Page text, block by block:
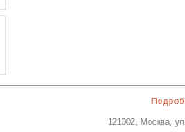
121002, Москва,